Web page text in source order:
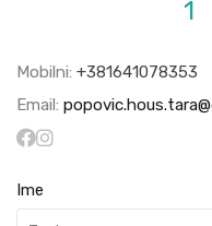
1
Mobilni: +381641078353
Email:
Ime